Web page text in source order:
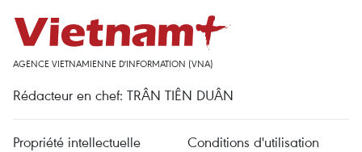
AGENCE VIETNAMIENNE D'INFORMATION (VNA)
Rédacteur en chef: TRÂN TIÊN DUÂN
Propriété intellectuelle
Conditions d'utilisation